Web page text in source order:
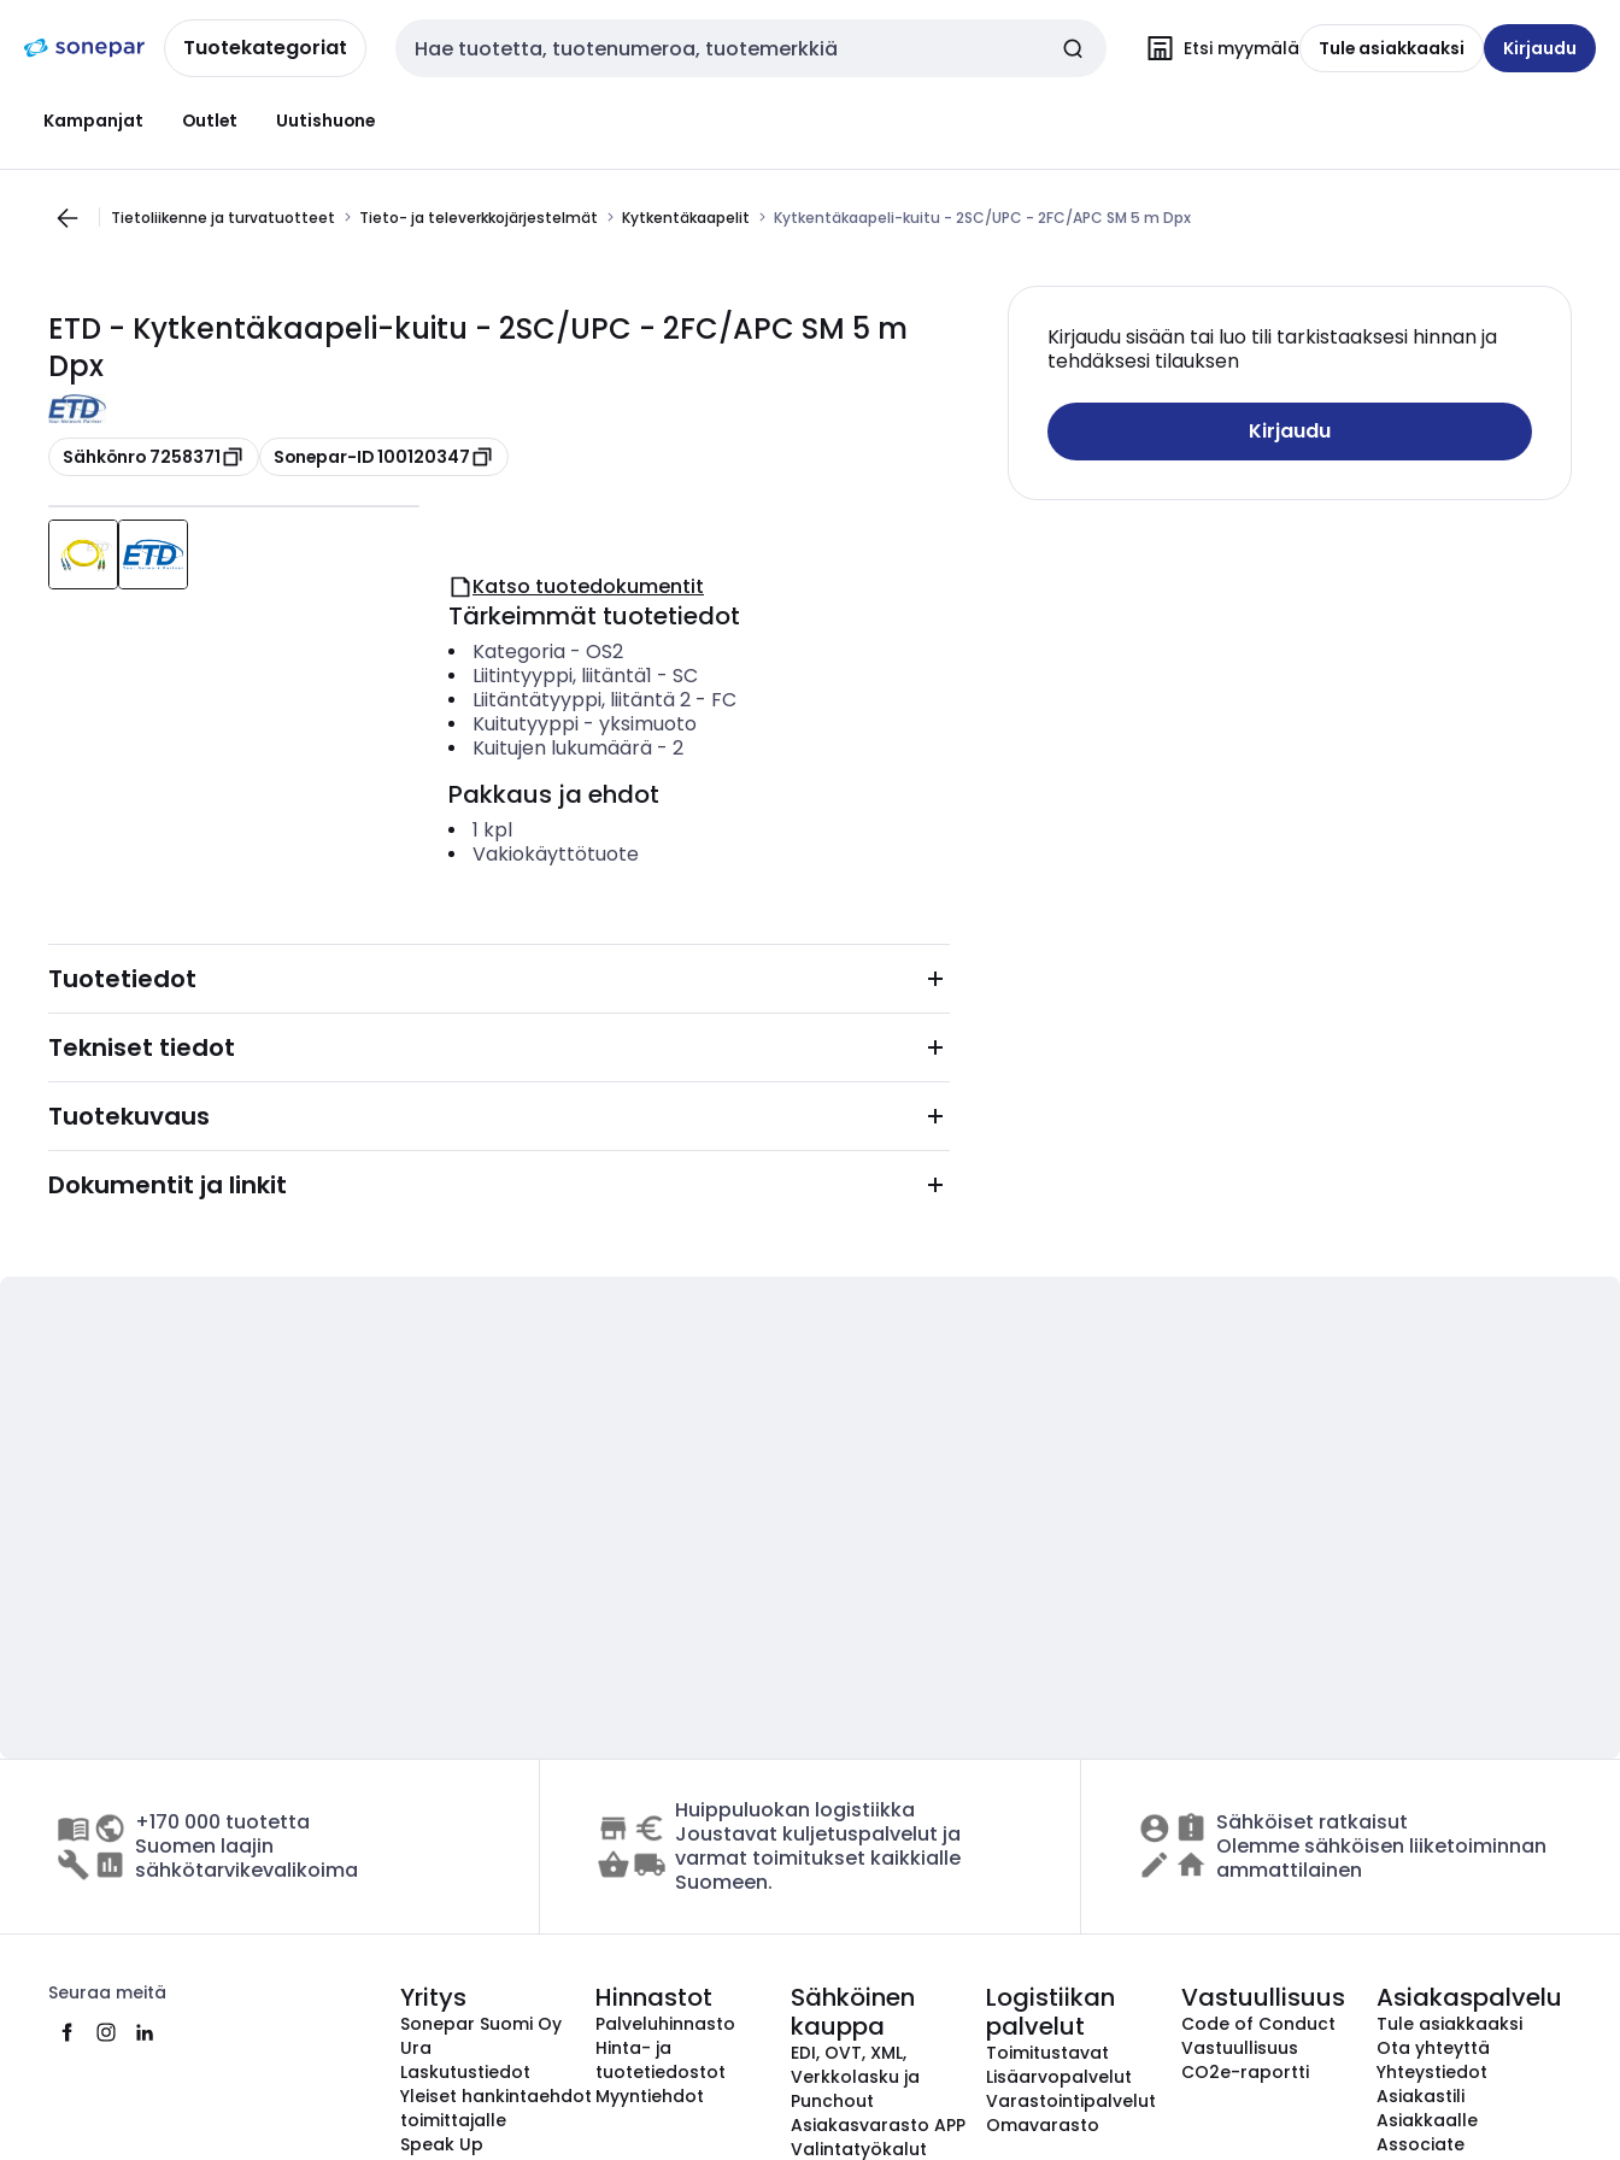
navigointiinsisältöönTuotekategoriat Haku Etsi myymälä Tule asiakkaaksi Kirjaudu
Kampanjat Outlet Uutishuone
Tietoliikenne ja turvatuotteet Tieto- ja televerkkojärjestelmät Kytkentäkaapelit Kytkentäkaapeli-kuitu - 2SC/UPC - 2FC/APC SM 5 m Dpx
ETD - Kytkentäkaapeli-kuitu - 2SC/UPC - 2FC/APC SM 5 m
Dpx
Kopioi
Sähkönro 7258371 Kopioi
Sonepar-ID 100120347
Kirjaudu sisään tai luo tili tarkistaaksesi hinnan ja
tehdäksesi tilauksen
Kirjaudu
Katso tuotedokumentit
Tärkeimmät tuotetiedot
Kategoria- OS2
Liitintyyppi, liitäntä1 - SC
Liitäntätyyppi, liitäntä 2- FC
Kuitutyyppi- yksimuoto
Kuitujen lukumäärä- 2
Pakkaus ja ehdot
1 kpl
Vakiokäyttötuote
Tuotetiedot
Tekniset tiedot
Tuotekuvaus
Dokumentit ja linkit
+170 000 tuotetta
Suomen laajin
sähkötarvikevalikoima
Huippuluokan logistiikka
Joustavat kuljetuspalvelut ja
varmat toimitukset kaikkialle
Suomeen.
Sähköiset ratkaisut
Olemme sähköisen liiketoiminnan
ammattilainen
Seuraa meitä Yritys
Sonepar Suomi Oy
Ura
Laskutustiedot
Yleiset hankintaehdot
toimittajalle
Speak Up
Hinnastot
Palveluhinnasto
Hinta- ja
tuotetiedostot
Myyntiehdot
Sähköinen
kauppa
EDI, OVT, XML,
Verkkolasku ja
Punchout
Asiakasvarasto APP
Valintatyökalut
Logistiikan
palvelut
Toimitustavat
Lisäarvopalvelut
Varastointipalvelut
Omavarasto
Vastuullisuus
Code of Conduct
Vastuullisuus
CO2e-raportti
Asiakaspalvelu
Tule asiakkaaksi
Ota yhteyttä
Yhteystiedot
Asiakastili
Asiakkaalle
Associate